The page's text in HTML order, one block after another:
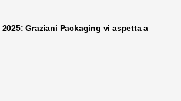
Graziani Packaging vi aspetta a